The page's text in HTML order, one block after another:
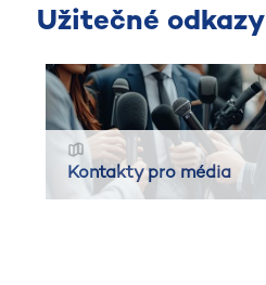
Užitečné odkazy
Kontakty pro média